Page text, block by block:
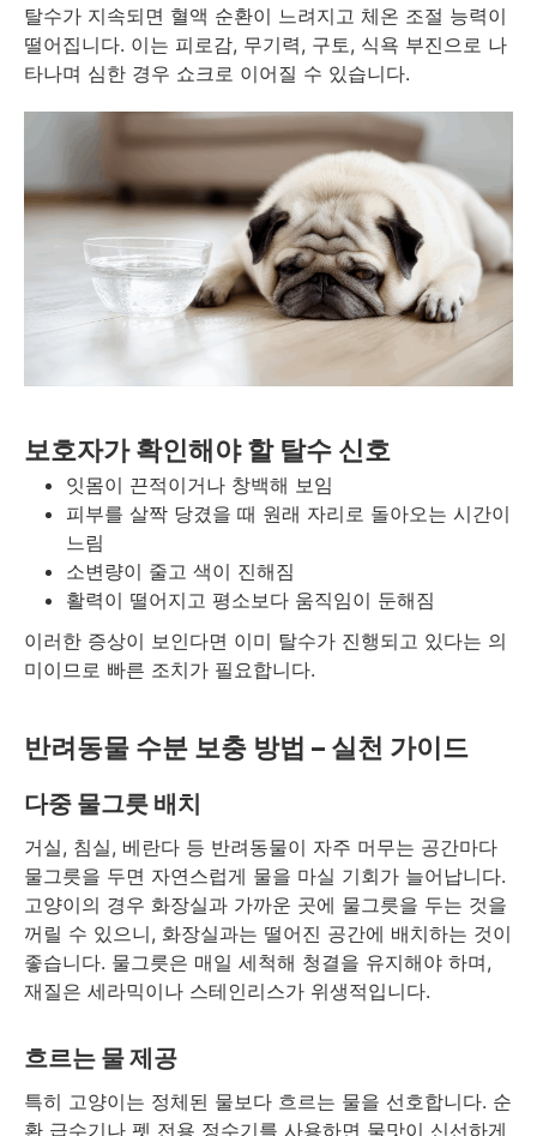
탈수가 지속되면 혈액 순환이 느려지고 체온 조절 능력이
떨어집니다. 이는 피로감, 무기력, 구토, 식욕 부진으로 나
타나며 심한 경우 쇼크로 이어질 수 있습니다.
보호자가 확인해야 할 탈수 신호
잇몸이 끈적이거나 창백해 보임
피부를 살짝 당겼을 때 원래 자리로 돌아오는 시간이
느림
소변량이 줄고 색이 진해짐
활력이 떨어지고 평소보다 움직임이 둔해짐
이러한 증상이 보인다면 이미 탈수가 진행되고 있다는 의
미이므로 빠른 조치가 필요합니다.
반려동물 수분 보충 방법 – 실천 가이드
다중 물그릇 배치
거실, 침실, 베란다 등 반려동물이 자주 머무는 공간마다
물그릇을 두면 자연스럽게 물을 마실 기회가 늘어납니다.
고양이의 경우 화장실과 가까운 곳에 물그릇을 두는 것을
꺼릴 수 있으니, 화장실과는 떨어진 공간에 배치하는 것이
좋습니다. 물그릇은 매일 세척해 청결을 유지해야 하며,
재질은 세라믹이나 스테인리스가 위생적입니다.
흐르는 물 제공
특히 고양이는 정체된 물보다 흐르는 물을 선호합니다. 순
환 급수기나 펫 전용 정수기를 사용하면 물맛이 신선하게